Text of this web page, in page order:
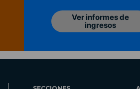
Ver informes de
ingresos